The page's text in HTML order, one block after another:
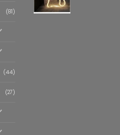
(81)
(44)
(27)